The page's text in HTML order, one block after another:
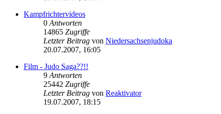
Kampfrichtervideos
0 Antworten
14865 Zugriffe
Letzter Beitrag von Niedersachsenjudoka
20.07.2007, 16:05
Film - Judo Saga??!!
9 Antworten
25442 Zugriffe
Letzter Beitrag von Reaktivator
19.07.2007, 18:15